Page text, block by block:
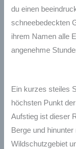
du einen
schneebedeckten
ihrem Namen alle
angenehme
Ein kurzes steiles
höchsten Punkt
Aufstieg ist dieser
Berge und
Wildschutzgebiet